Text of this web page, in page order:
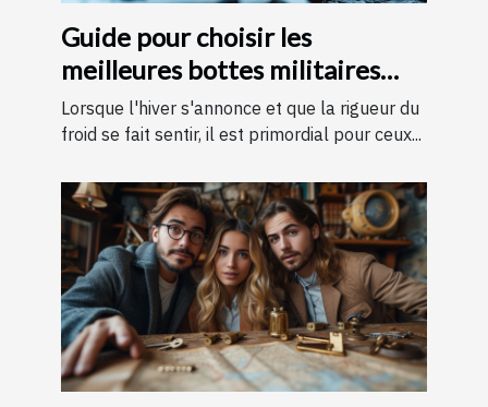
Guide pour choisir les
meilleures bottes militaires
pour l'hiver
Lorsque l'hiver s'annonce et que la rigueur du
froid se fait sentir, il est primordial pour ceux...